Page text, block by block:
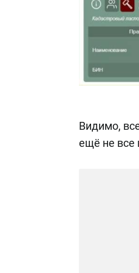
Видимо,
ещё не все